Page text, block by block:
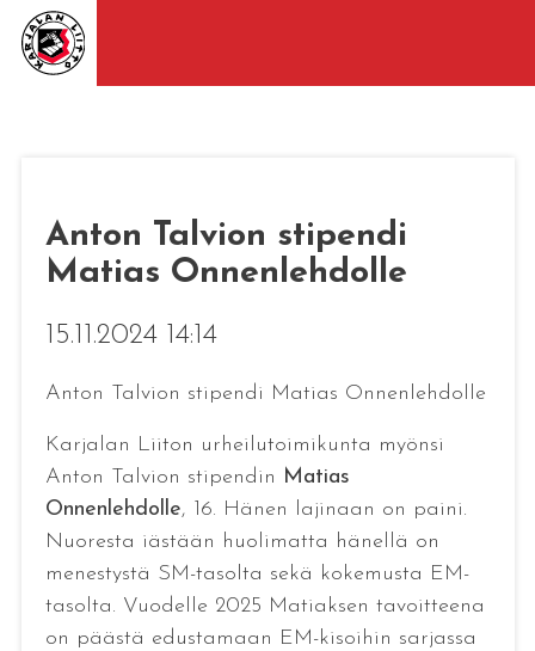
Anton Talvion stipendi
Matias Onnenlehdolle
15.11.2024 14:14
Anton Talvion stipendi Matias Onnenlehdolle
Karjalan Liiton urheilutoimikunta myönsi
Anton Talvion stipendin Matias
Onnenlehdolle, 16. Hänen lajinaan on paini.
Nuoresta iästään huolimatta hänellä on
menestystä SM-tasolta sekä kokemusta EM-
tasolta. Vuodelle 2025 Matiaksen tavoitteena
on päästä edustamaan EM-kisoihin sarjassa